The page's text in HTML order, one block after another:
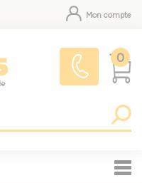
Mon compte
0